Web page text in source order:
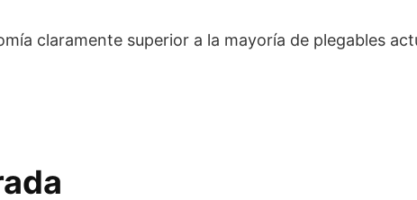
claramente superior a la mayoría de plegables